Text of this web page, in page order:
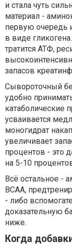
и стала чуть
материал -
первую очередь
в виде
тратится АТФ,
запасов
Сывороточный
удобно
катаболические
усваивается
моногидрат
увеличивает
процентов - это
на 5-10
Всё остальное -
BCAA,
- либо
доказательную
ниже.
Когда